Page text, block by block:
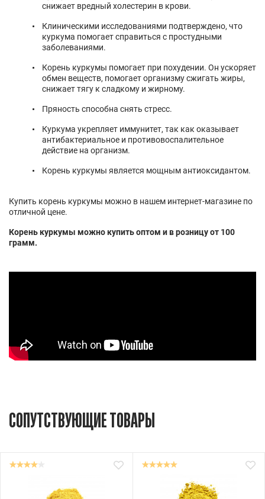
снижает вредный холестерин в крови.
Клиническими исследованиями подтверждено, что
куркума помогает справиться с простудными
заболеваниями.
Корень куркумы помогает при похудении. Он ускоряет
обмен веществ, помогает организму сжигать жиры,
снижает тягу к сладкому и жирному.
Пряность способна снять стресс.
Куркума укрепляет иммунитет, так как оказывает
антибактериальное и противовоспалительное
действие на организм.
Корень куркумы является мощным антиоксидантом.
Купить корень куркумы можно в нашем интернет-магазине по
отличной цене.
Корень куркумы можно купить оптом и в розницу от 100
грамм.
СОПУТСТВУЮЩИЕ ТОВАРЫ